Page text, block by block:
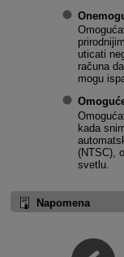
uticati
računa
mogu
kada
(NTSC),
svetlu.
Napomena